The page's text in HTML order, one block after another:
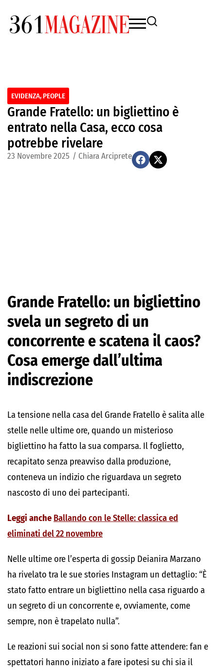
EVIDENZA, PEOPLE
Grande Fratello: un bigliettino è
entrato nella Casa, ecco cosa
potrebbe rivelare
23 Novembre 2025 / Chiara Arciprete
Grande Fratello: un bigliettino
svela un segreto di un
concorrente e scatena il caos?
Cosa emerge dall’ultima
indiscrezione
La tensione nella casa del Grande Fratello è salita alle
stelle nelle ultime ore, quando un misterioso
bigliettino ha fatto la sua comparsa. Il foglietto,
recapitato senza preavviso dalla produzione,
conteneva un indizio che riguardava un segreto
nascosto di uno dei partecipanti.
Leggi anche Ballando con le Stelle: classica ed
eliminati del 22 novembre
Nelle ultime ore l’esperta di gossip Deianira Marzano
ha rivelato tra le sue stories Instagram un dettaglio: “È
stato fatto entrare un bigliettino nella casa riguardo a
un segreto di un concorrente e, ovviamente, come
sempre, non è trapelato nulla”.
Le reazioni sui social non si sono fatte attendere: fan e
spettatori hanno iniziato a fare ipotesi su chi sia il